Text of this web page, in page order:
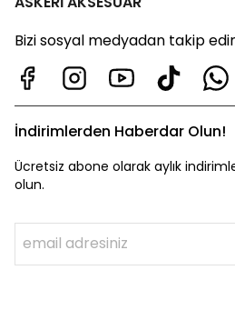
Bizi sosyal medyadan takip
İndirimlerden Haberdar Olun!
Ücretsiz abone olarak aylık
olun.